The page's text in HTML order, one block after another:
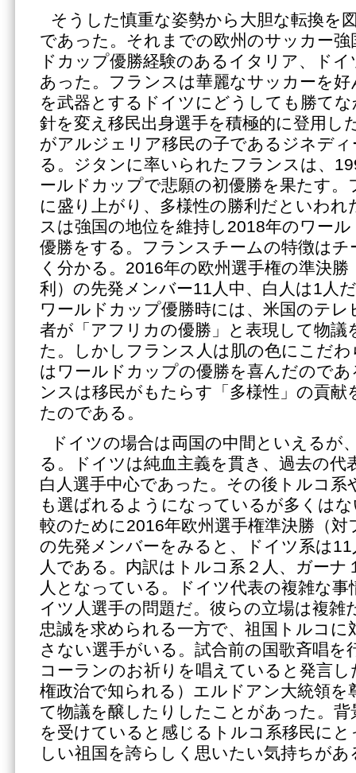
そうした慎重な姿勢から大胆な転換を
であった。それまでの欧州のサッカー
ドカップ優勝経験のあるイタリア、ド
あった。フランスは華麗なサッカーを
を武器とするドイツにどうしても勝て
針を変え移民出身選手を積極的に登用し
がアルジェリア移民の子であるジネデ
る。ジタンに率いられたフランスは、
ールドカップで悲願の初優勝を果たす。
に盛り上がり、多様性の勝利だといわ
スは強国の地位を維持し2018年のワー
優勝をする。フランスチームの特徴は
く分かる。2016年の欧州選手権の準決
利）の先発メンバー11人中、白人は1人
ワールドカップ優勝時には、米国のテレ
者が「アフリカの優勝」と表現して物
た。しかしフランス人は肌の色にこだ
はワールドカップの優勝を喜んだので
ンスは移民がもたらす「多様性」の貢献
たのである。
ドイツの場合は両国の中間といえるが
る。ドイツは純血主義を貫き、過去の代
白人選手中心であった。その後トルコ系
も選ばれるようになっているが多くは
較のために2016年欧州選手権準決勝（
の先発メンバーをみると、ドイツ系は
人である。内訳はトルコ系２人、ガーナ
人となっている。ドイツ代表の複雑な
イツ人選手の問題だ。彼らの立場は複雑
忠誠を求められる一方で、祖国トルコに
さない選手がいる。試合前の国歌斉唱を
コーランのお祈りを唱えていると発言
権政治で知られる）エルドアン大統領を
て物議を醸したりしたことがあった。
を受けていると感じるトルコ系移民にと
しい祖国を誇らしく思いたい気持ちが